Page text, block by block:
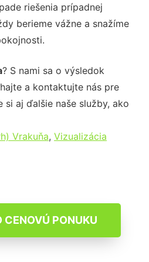
riešenia prípadnej
berieme vážne a snažíme
? S nami sa o výsledok
a kontaktujte nás pre
aj ďalšie naše služby, ako
Vrakuňa, Vizualizácia
CENOVÚ PONUKU